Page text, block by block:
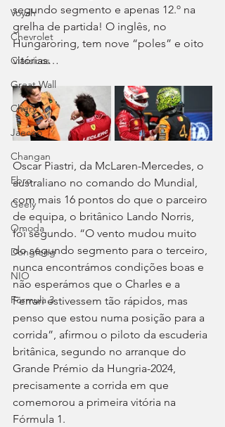
Voyah
Chevrolet
Clássicos
Great Wall
Chery
Jaecoo
Changan
Ebro
Geely
Omoda
Dongfeng
NIO
Fórmula 3
segundo segmento e apenas 12.º na
grelha de partida! O inglês, no
Hungaroring, tem nove “poles” e oito
vitórias…
Oscar Piastri, da McLaren-Mercedes, o
australiano no comando do Mundial,
com mais 16 pontos do que o parceiro
de equipa, o britânico Lando Norris,
foi segundo. “O vento mudou muito
do segundo segmento para o terceiro,
nunca encontrámos condições boas e
não esperámos que o Charles e a
Ferrari estivessem tão rápidos, mas
penso que estou numa posição para a
corrida”, afirmou o piloto da escuderia
britânica, segundo no arranque do
Grande Prémio da Hungria-2024,
precisamente a corrida em que
comemorou a primeira vitória na
Fórmula 1.